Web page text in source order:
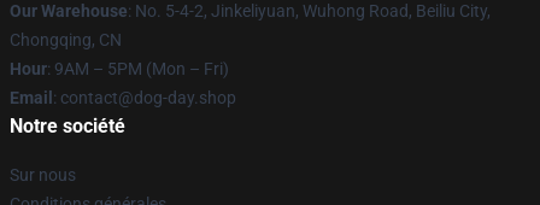
Our Warehouse: No. 5-4-2, Jinkeliyuan, Wuhong Road, Beiliu City,
Chongqing, CN
Hour: 9AM – 5PM (Mon – Fri)
Email : contact@dog-day.shop
Notre société
Sur nous